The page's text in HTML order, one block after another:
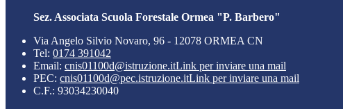
Sez. Associata Scuola Forestale Ormea "P. Barbero"
Via Angelo Silvio Novaro, 96 - 12078 ORMEA CN
Tel: 0174 391042
Email: cnis01100d@istruzione.itLink per inviare una mail
PEC: cnis01100d@pec.istruzione.itLink per inviare una mail
C.F.: 93034230040